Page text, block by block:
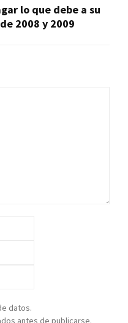
lo que debe a su
2008 y 2009
datos.
antes de publicarse.